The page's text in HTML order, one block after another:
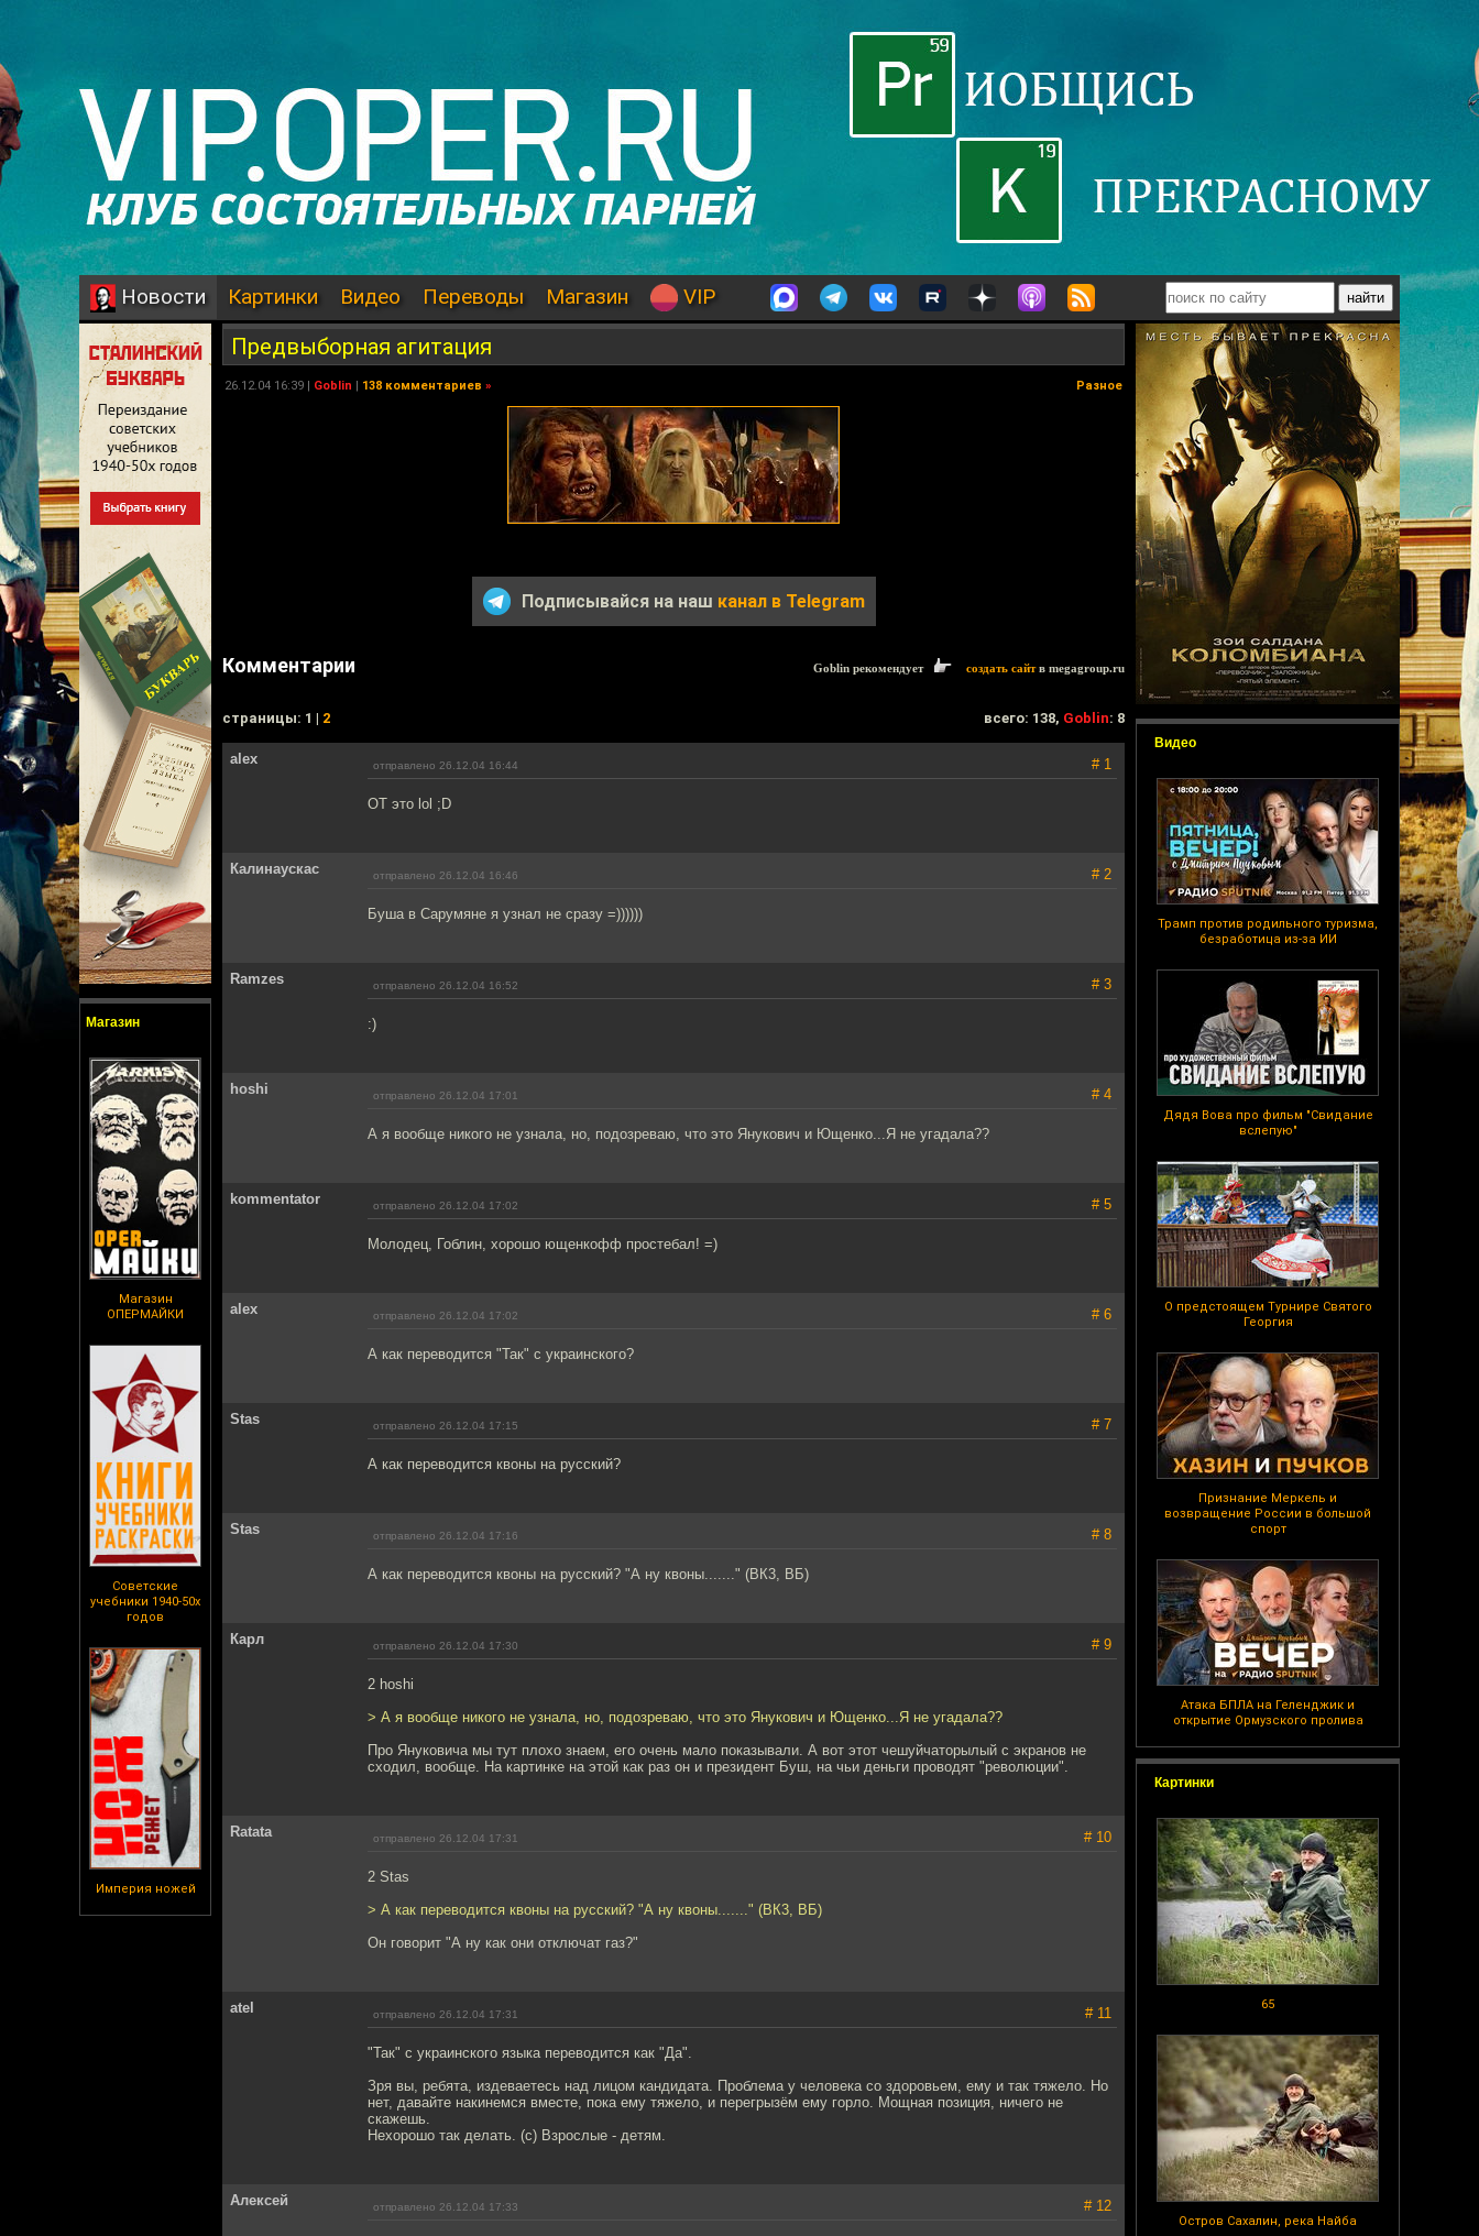
Новости Картинки Видео Переводы Магазин VIP
Магазин
Магазин
ОПЕРМАЙКИ
Советские
учебники 1940-50х
годов
Империя ножей
Видео
Трамп против родильного туризма,
безработица из-за ИИ
Дядя Вова про фильм "Свидание
вслепую"
О предстоящем Турнире Святого
Георгия
Признание Меркель и
возвращение России в большой
спорт
Атака БПЛА на Геленджик и
открытие Ормузского пролива
Картинки
65
Остров Сахалин, река Найба
Предвыборная агитация
26.12.04 16:39 | Goblin | 138 комментариев » Разное
Подписывайся на наш канал в Telegram
Комментарии Goblin рекомендует создать сайтв megagroup.ru
cтраницы: 1 | 2 всего: 138, Goblin: 8
alex отправлено 26.12.04 16:44 # 1
ОТ это lol ;D
Калинаускас отправлено 26.12.04 16:46 # 2
Буша в Сарумяне я узнал не сразу =))))))
Ramzes отправлено 26.12.04 16:52 # 3
:)
hoshi отправлено 26.12.04 17:01 # 4
А я вообще никого не узнала, но, подозреваю, что это Янукович и Ющенко...Я не угадала??
kommentator отправлено 26.12.04 17:02 # 5
Молодец, Гоблин, хорошо ющенкофф простебал! =)
alex отправлено 26.12.04 17:02 # 6
А как переводится "Так" с украинского?
Stas отправлено 26.12.04 17:15 # 7
А как переводится квоны на русский?
Stas отправлено 26.12.04 17:16 # 8
А как переводится квоны на русский? "А ну квоны......." (ВК3, ВБ)
Карл отправлено 26.12.04 17:30 # 9
2 hoshi
> А я вообще никого не узнала, но, подозреваю, что это Янукович и Ющенко...Я не угадала??
Про Януковича мы тут плохо знаем, его очень мало показывали. А вот этот чешуйчаторылый с экранов не
сходил, вообще. На картинке на этой как раз он и президент Буш, на чьи деньги проводят "революции".
Ratata отправлено 26.12.04 17:31 # 10
2 Stas
> А как переводится квоны на русский? "А ну квоны......." (ВК3, ВБ)
Он говорит "А ну как они отключат газ?"
atel отправлено 26.12.04 17:31 # 11
"Так" с украинского языка переводится как "Да".
Зря вы, ребята, издеваетесь над лицом кандидата. Проблема у человека со здоровьем, ему и так тяжело. Но
нет, давайте накинемся вместе, пока ему тяжело, и перегрызём ему горло. Мощная позиция, ничего не
скажешь.
Нехорошо так делать. (с) Взрослые - детям.
Алексей отправлено 26.12.04 17:33 # 12